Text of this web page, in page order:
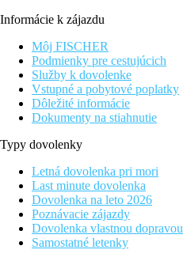
Informácie k zájazdu
Môj FISCHER
Podmienky pre cestujúcich
Služby k dovolenke
Vstupné a pobytové poplatky
Dôležité informácie
Dokumenty na stiahnutie
Typy dovolenky
Letná dovolenka pri mori
Last minute dovolenka
Dovolenka na leto 2026
Poznávacie zájazdy
Dovolenka vlastnou dopravou
Samostatné letenky